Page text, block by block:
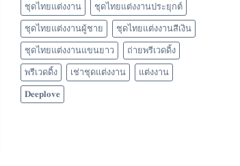
ชุดไทยแต่งงาน ชุดไทยแต่งงานประยุกต์
ชุดไทยแต่งงานผู้ชาย ชุดไทยแต่งงานสีเงิน
ชุดไทยแต่งงานแขนยาว ถ่ายพรีเวดดิ้ง
พรีเวดดิ้ง เช่าชุดแต่งงาน แต่งงาน
𝐃𝐞𝐞𝐩𝐥𝐨𝐯𝐞